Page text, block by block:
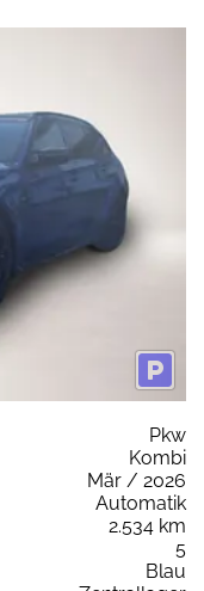
Pkw
Kombi
Mär / 2026
Automatik
2.534 km
5
Blau